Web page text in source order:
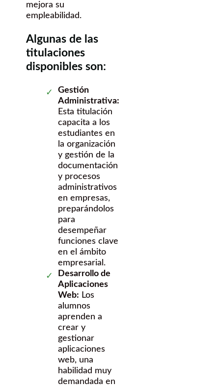
mejora su
empleabilidad.
Algunas de las
titulaciones
disponibles son:
Gestión
Administrativa:
Esta titulación
capacita a los
estudiantes en
la organización
y gestión de la
documentación
y procesos
administrativos
en empresas,
preparándolos
para
desempeñar
funciones clave
en el ámbito
empresarial.
Desarrollo de
Aplicaciones
Web: Los
alumnos
aprenden a
crear y
gestionar
aplicaciones
web, una
habilidad muy
demandada en